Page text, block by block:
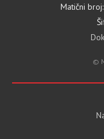
Matični
©